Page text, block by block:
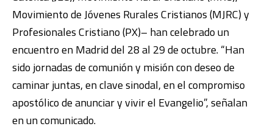
Movimiento de Jóvenes Rurales Cristianos (MJRC) y
Profesionales Cristiano (PX)– han celebrado un
encuentro en Madrid del 28 al 29 de octubre. “Han
sido jornadas de comunión y misión con deseo de
caminar juntas, en clave sinodal, en el compromiso
apostólico de anunciar y vivir el Evangelio”, señalan
en un comunicado.